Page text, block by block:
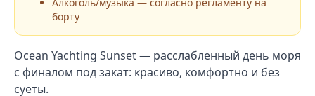
борту
Ocean Yachting Sunset — расслабленный день моря
с финалом под закат: красиво, комфортно и без
суеты.